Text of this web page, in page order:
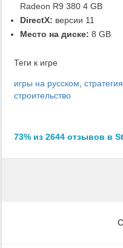
Radeon R9 380 4 GB
DirectX: версии 11
Место на диске: 8 GB
Теги к игре
игры на русском стратегия
строительство
73% из 2644 отзывов в